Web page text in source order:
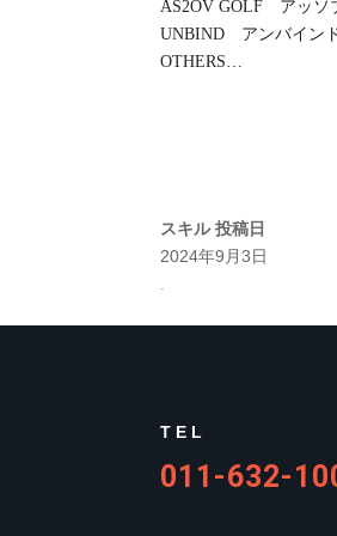
AS2OV GOLF アッソ
UNBIND アンバイン
OTHERS…
スキル 投稿日
2024年9月3日
TEL
011-632-